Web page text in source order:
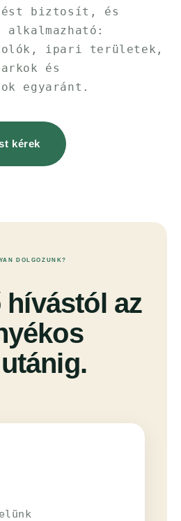
biztosít, és
alkalmazható:
ipari területek,
és
egyaránt.
kérek
DOLGOZUNK?
hívástól az